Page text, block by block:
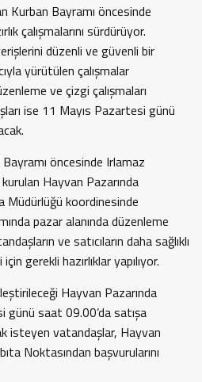
Kurban Bayramı öncesinde
çalışmalarını sürdürüyor.
düzenli ve güvenli bir
yürütülen çalışmalar
ve çizgi çalışmaları
ise 11 Mayıs Pazartesi günü
öncesinde Irlamaz
Hayvan Pazarında
Müdürlüğü koordinesinde
pazar alanında düzenleme
ve satıcıların daha sağlıklı
gerekli hazırlıklar yapılıyor.
Hayvan Pazarında
saat 09.00’da satışa
isteyen vatandaşlar, Hayvan
Noktasından başvurularını